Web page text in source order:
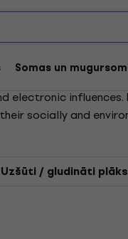
Somas un
socially and
/ gludināti